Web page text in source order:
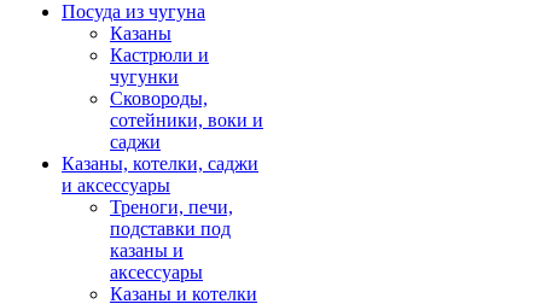
Посуда из чугуна
Казаны
Кастрюли и
чугунки
Сковороды,
сотейники, воки и
саджи
Казаны, котелки, саджи
и аксессуары
Треноги, печи,
подставки под
казаны и
аксессуары
Казаны и котелки